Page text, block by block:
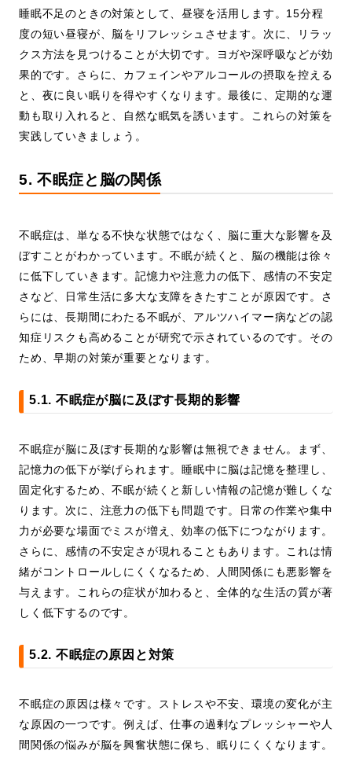
睡眠不足のときの対策として、昼寝を活用します。15分程
度の短い昼寝が、脳をリフレッシュさせます。次に、リラッ
クス方法を見つけることが大切です。ヨガや深呼吸などが効
果的です。さらに、カフェインやアルコールの摂取を控える
と、夜に良い眠りを得やすくなります。最後に、定期的な運
動も取り入れると、自然な眠気を誘います。これらの対策を
実践していきましょう。
5. 不眠症と脳の関係
不眠症は、単なる不快な状態ではなく、脳に重大な影響を及
ぼすことがわかっています。不眠が続くと、脳の機能は徐々
に低下していきます。記憶力や注意力の低下、感情の不安定
さなど、日常生活に多大な支障をきたすことが原因です。さ
らには、長期間にわたる不眠が、アルツハイマー病などの認
知症リスクも高めることが研究で示されているのです。その
ため、早期の対策が重要となります。
5.1. 不眠症が脳に及ぼす長期的影響
不眠症が脳に及ぼす長期的な影響は無視できません。まず、
記憶力の低下が挙げられます。睡眠中に脳は記憶を整理し、
固定化するため、不眠が続くと新しい情報の記憶が難しくな
ります。次に、注意力の低下も問題です。日常の作業や集中
力が必要な場面でミスが増え、効率の低下につながります。
さらに、感情の不安定さが現れることもあります。これは情
緒がコントロールしにくくなるため、人間関係にも悪影響を
与えます。これらの症状が加わると、全体的な生活の質が著
しく低下するのです。
5.2. 不眠症の原因と対策
不眠症の原因は様々です。ストレスや不安、環境の変化が主
な原因の一つです。例えば、仕事の過剰なプレッシャーや人
間関係の悩みが脳を興奮状態に保ち、眠りにくくなります。